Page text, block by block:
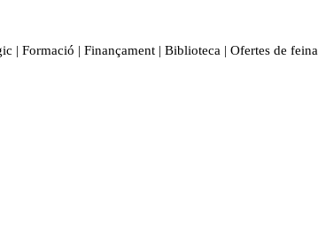
| Formació | Finançament | Biblioteca | Ofertes de feina